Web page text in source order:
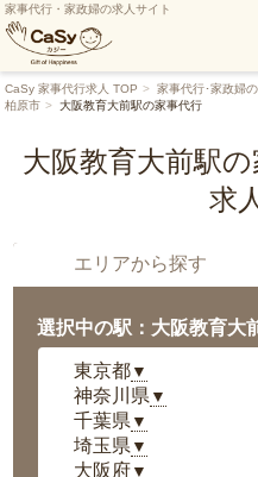
家事代行・家政婦の求人サイト
CaSy 家事代行求人 TOP 家事代行･家政婦
柏原市
大阪教育大前駅の家事代行
大阪教育大前駅
求
エリアから探す
選択中の駅：大阪教育大
東京都▼
神奈川県 ▼
千葉県 ▼
埼玉県 ▼
大阪府▼